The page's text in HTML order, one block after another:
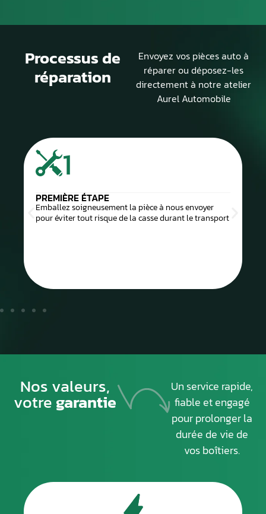
Processus de
réparation
Envoyez vos pièces auto à
réparer ou déposez-les
directement à notre atelier
Aurel Automobile
1
PREMIÈRE ÉTAPE
Emballez soigneusement la pièce à nous envoyer
pour éviter tout risque de la casse durant le transport
Nos valeurs,
votregarantie
Un service rapide,
fiable et engagé
pour prolonger la
durée de vie de
vos boîtiers.